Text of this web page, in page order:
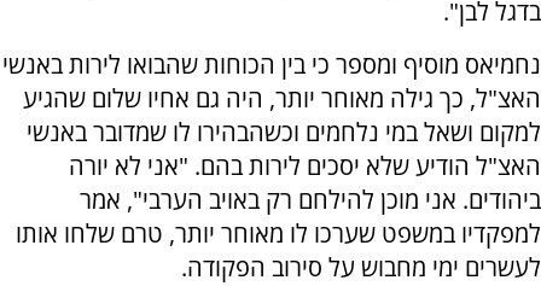
בדגל לבן".
נחמיאס מוסיף ומספר כי בין הכוחות שהבואו לירות באנשי
האצ"ל, כך גילה מאוחר יותר, היה גם אחיו שלום שהגיע
למקום ושאל במי נלחמים וכשהבהירו לו שמדובר באנשי
האצ"ל הודיע שלא יסכים לירות בהם. "אני לא יורה
ביהודים. אני מוכן להילחם רק באויב הערבי", אמר
למפקדיו במשפט שערכו לו מאוחר יותר, טרם שלחו אותו
לעשרים ימי מחבוש על סירוב הפקודה.